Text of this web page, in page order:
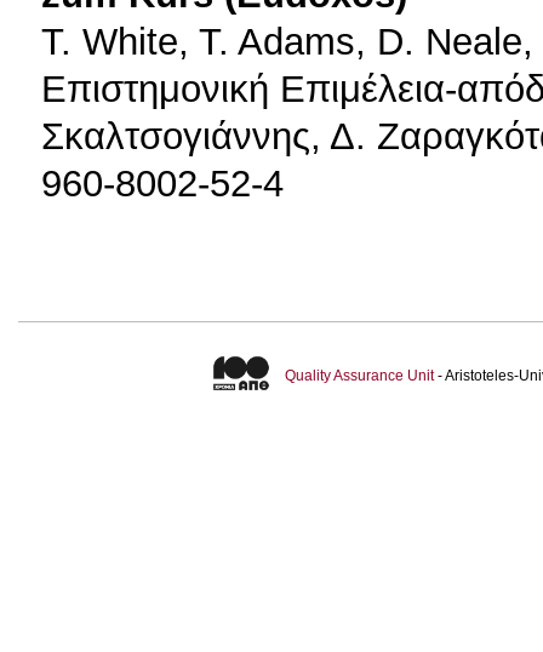
Τ. White, T. Adams, D. Neale,
Επιστημονική Επιμέλεια-
Σκαλτσογιάννης, Δ.
960-8002-52-4
Quality Assurance Unit- Aristoteles-